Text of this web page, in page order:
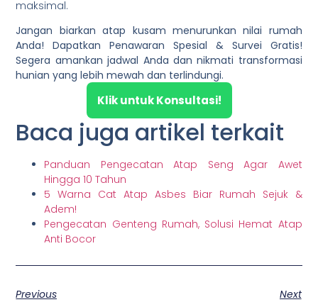
maksimal.
Jangan biarkan atap kusam menurunkan nilai rumah
Anda! Dapatkan Penawaran Spesial & Survei Gratis!
Segera amankan jadwal Anda dan nikmati transformasi
hunian yang lebih mewah dan terlindungi.
Klik untuk Konsultasi!
Baca juga artikel terkait
Panduan Pengecatan Atap Seng Agar Awet
Hingga 10 Tahun
5 Warna Cat Atap Asbes Biar Rumah Sejuk &
Adem!
Pengecatan Genteng Rumah, Solusi Hemat Atap
Anti Bocor
Previous
Next